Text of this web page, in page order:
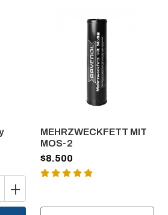
+
MEHRZWECKFETT MIT
MOS-2
$8.500